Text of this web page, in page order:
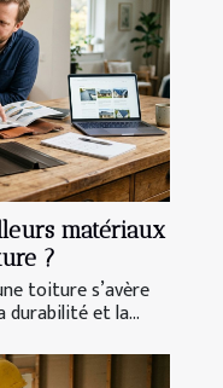
matériaux
?
toiture s’avère
durabilité et la...